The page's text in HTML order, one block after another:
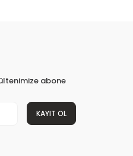
abone
KAYIT OL